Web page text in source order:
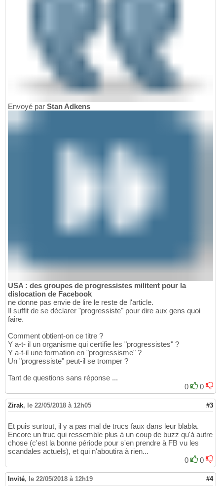
Envoyé par Stan Adkens
USA : des groupes de progressistes militent pour la
dislocation de Facebook
ne donne pas envie de lire le reste de l'article.
Il suffit de se déclarer "progressiste" pour dire aux gens quoi
faire.
Comment obtient-on ce titre ?
Y a-t- il un organisme qui certifie les "progressistes" ?
Y a-t-il une formation en "progressisme" ?
Un "progressiste" peut-il se tromper ?
Tant de questions sans réponse ...
0
0
Zirak, le 22/05/2018 à 12h05 #3
Et puis surtout, il y a pas mal de trucs faux dans leur blabla.
Encore un truc qui ressemble plus à un coup de buzz qu'à autre
chose (c'est la bonne période pour s'en prendre à FB vu les
scandales actuels), et qui n'aboutira à rien...
0
0
Invité, le 22/05/2018 à 12h19 #4